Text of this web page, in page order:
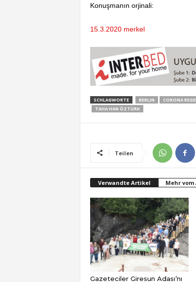
Konuşmanın orjinali:
15.3.2020 merkel
SCHLAGWORTE BERLIN CORONA
TAHA HAN ÖZTÜRK
Teilen
Verwandte Artikel Mehr vom
Gazeteciler Giresun Adası’nı